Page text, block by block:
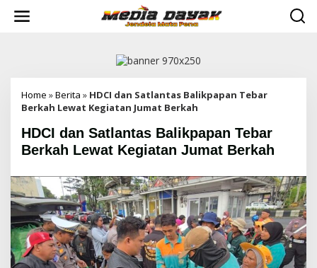
Home »Berita » HDCI dan Satlantas Balikpapan Tebar
Berkah Lewat Kegiatan Jumat Berkah
HDCI dan Satlantas Balikpapan Tebar
Berkah Lewat Kegiatan Jumat Berkah